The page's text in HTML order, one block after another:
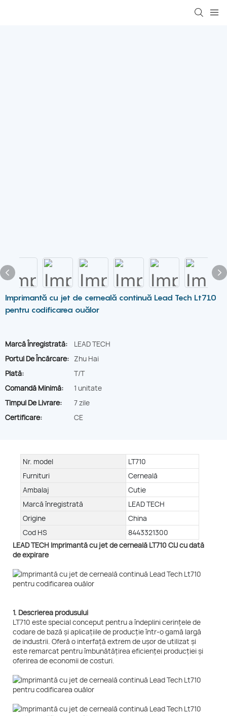
Imprimantă cu jet de cerneală continuă Lead Tech Lt710
pentru codificarea ouălor
Marcă Înregistrată:
LEAD TECH
Portul De Încărcare: Zhu Hai
Plată:
T/T
Comandă Minimă:
1 unitate
Timpul De Livrare:
7 zile
Certificare:
CE
Nr. model
LT710
Furnituri
Cerneală
Ambalaj
Cutie
Marcă înregistrată
LEAD TECH
Origine
China
Cod HS
8443321300
LEAD TECH Imprimantă cu jet de cerneală LT710 CIJ cu dată
de expirare
1. Descrierea produsului
LT710 este special conceput pentru a îndeplini cerințele de
codare de bază și aplicațiile de producție într-o gamă largă
de industrii. Oferă o interfață extrem de ușor de utilizat și
este remarcat pentru îmbunătățirea eficienței producției și
oferirea de economii de costuri.